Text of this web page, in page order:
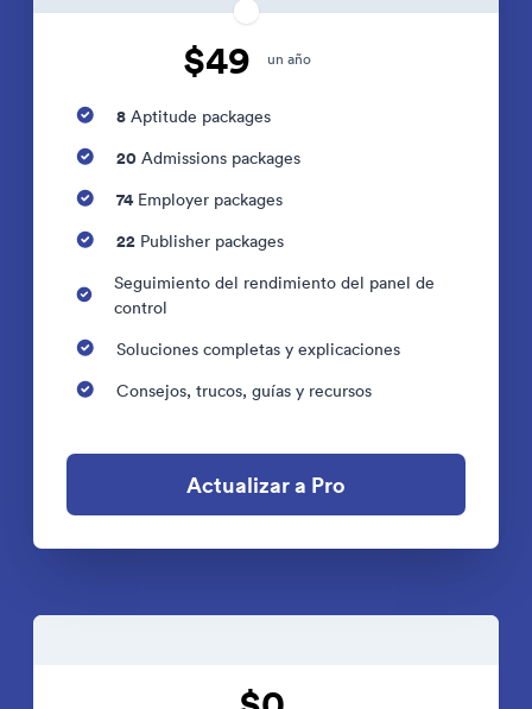
$49 un año
8 Aptitude packages
20 Admissions packages
74Employer packages
22 Publisher packages
Seguimiento del rendimiento del panel de
control
Soluciones completas y explicaciones
Consejos, trucos, guías y recursos
Actualizar a Pro